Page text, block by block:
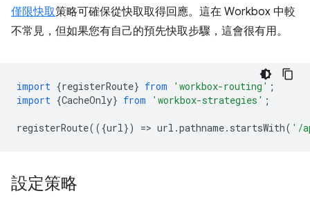
僅限快取策略可確保從快取取得回應。這在 Workbox 中較
不常見，但如果您有自己的預先快取步驟，這會很有用。
import {registerRoute} from 'workbox-routing' ;
import {CacheOnly} from 'workbox-strategies' ;
registerRoute(({url }) => url .pathname. startsWith( '/
設定策略